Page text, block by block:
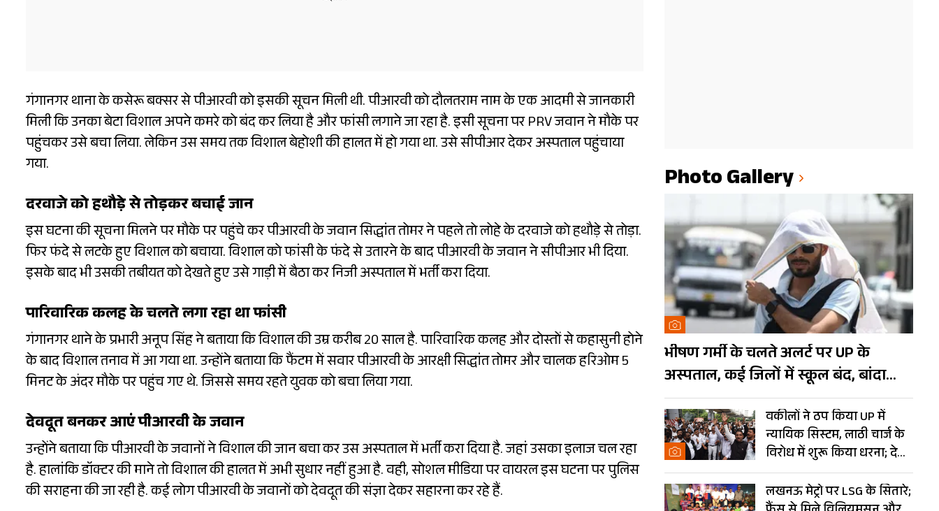
गंगानगर थाना के कसेरू बक्सर से पीआरवी को इसकी सूचन मिली थी. पीआरवी को दौलतराम नाम के एक आदमी से जानकारी
मिली कि उनका बेटा विशाल अपने कमरे को बंद कर लिया है और फांसी लगाने जा रहा है. इसी सूचना पर PRV जवान ने मौके पर
पहुंचकर उसे बचा लिया. लेकिन उस समय तक विशाल बेहोशी की हालत में हो गया था. उसे सीपीआर देकर अस्पताल पहुंचाया
गया.
दरवाजे को हथौड़े से तोड़कर बचाई जान
इस घटना की सूचना मिलने पर मौके पर पहुंचे कर पीआरवी के जवान सिद्धांत तोमर ने पहले तो लोहे के दरवाजे को हथौड़े से तोड़ा.
फिर फंदे से लटके हुए विशाल को बचाया. विशाल को फांसी के फंदे से उतारने के बाद पीआरवी के जवान ने सीपीआर भी दिया.
इसके बाद भी उसकी तबीयत को देखते हुए उसे गाड़ी में बैठा कर निजी अस्पताल में भर्ती करा दिया.
पारिवारिक कलह के चलते लगा रहा था फांसी
गंगानगर थाने के प्रभारी अनूप सिंह ने बताया कि विशाल की उम्र करीब 20 साल है. पारिवारिक कलह और दोस्तों से कहासुनी होने
के बाद विशाल तनाव में आ गया था. उन्होंने बताया कि फैंटम में सवार पीआरवी के आरक्षी सिद्धांत तोमर और चालक हरिओम 5
मिनट के अंदर मौके पर पहुंच गए थे. जिससे समय रहते युवक को बचा लिया गया.
देवदूत बनकर आएं पीआरवी के जवान
उन्होंने बताया कि पीआरवी के जवानों ने विशाल की जान बचा कर उस अस्पताल में भर्ती करा दिया है. जहां उसका इलाज चल रहा
है. हालांकि डॉक्टर की माने तो विशाल की हालत में अभी सुधार नहीं हुआ है. वही, सोशल मीडिया पर वायरल इस घटना पर पुलिस
की सराहना की जा रही है. कई लोग पीआरवी के जवानों को देवदूत की संज्ञा देकर सहारना कर रहे हैं.
Photo Gallery
भीषण गर्मी के चलते अलर्ट पर UP के
अस्पताल, कई जिलों में स्कूल बंद, बांदा
दुनिया का तीसरा सबसे गर्म शहर
वकीलों ने ठप किया UP में
न्यायिक सिस्टम, लाठी चार्ज के
विरोध में शुरू किया धरना; देखें
Photos
लखनऊ मेट्रो पर LSG के सितारे;